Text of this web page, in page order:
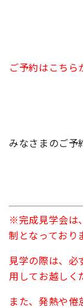
ご予約はこち
みなさまのご予
※完成見学会は
制となっており
見学の際は、必
用してお越しく
また、発熱や